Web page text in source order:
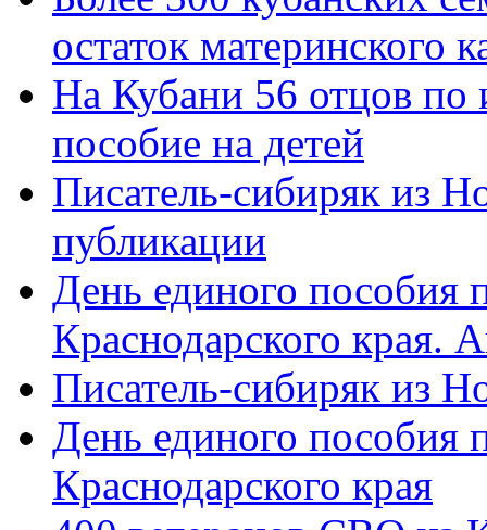
остаток материнского
На Кубани 56 отцов по
пособие на детей
Писатель-сибиряк из
публикации
День единого пособия
Краснодарского края.
Писатель-сибиряк из
День единого пособия
Краснодарского края